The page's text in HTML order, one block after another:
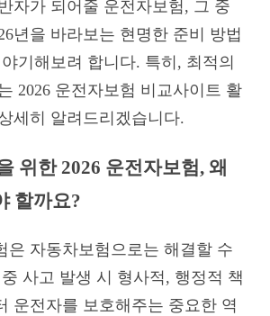
자가 되어줄 운전자보험, 그 중
년을 바라보는 현명한 준비 방법
기해보려 합니다. 특히, 최적의
2026 운전자보험 비교사이트 활
세히 알려드리겠습니다.
위한 2026 운전자보험, 왜
할까요?
은 자동차보험으로는 해결할 수
사고 발생 시 형사적, 행정적 책
운전자를 보호해주는 중요한 역